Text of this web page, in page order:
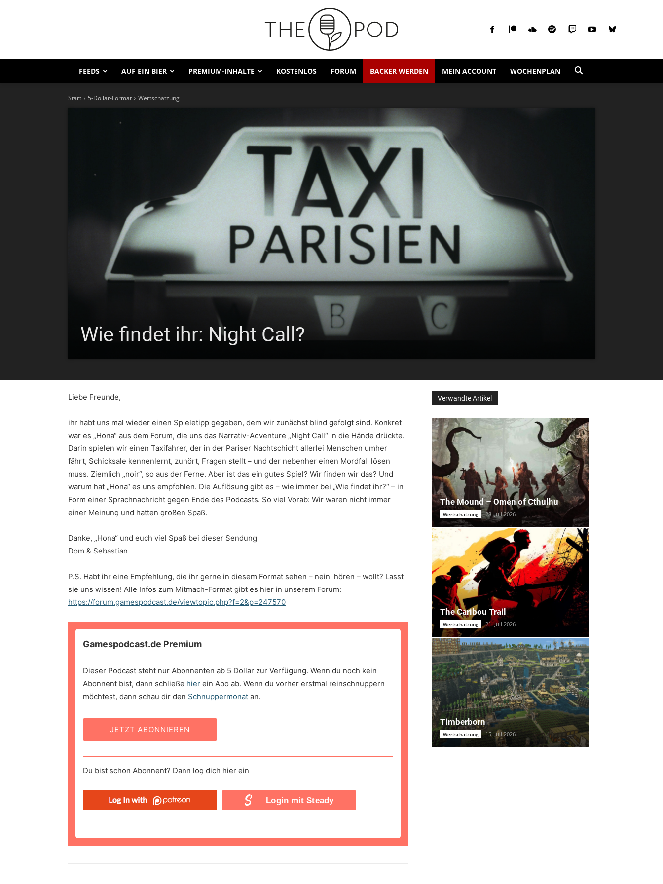
FEEDS AUF EIN BIER PREMIUM-INHALTE KOSTENLOS FORUM BACKER WERDEN MEIN ACCOUNT WOCHENPLAN
Start 5-Dollar-Format Wertschätzung
Wie findet ihr: Night Call?
Liebe Freunde,
ihr habt uns mal wieder einen Spieletipp gegeben, dem wir zunächst blind gefolgt sind. Konkret
war es „Hona“ aus dem Forum, die uns das Narrativ-Adventure „Night Call“ in die Hände drückte.
Darin spielen wir einen Taxifahrer, der in der Pariser Nachtschicht allerlei Menschen umher
fährt, Schicksale kennenlernt, zuhört, Fragen stellt – und der nebenher einen Mordfall lösen
muss. Ziemlich „noir“, so aus der Ferne. Aber ist das ein gutes Spiel? Wir finden wir das? Und
warum hat „Hona“ es uns empfohlen. Die Auflösung gibt es – wie immer bei „Wie findet ihr?“ – in
Form einer Sprachnachricht gegen Ende des Podcasts. So viel Vorab: Wir waren nicht immer
einer Meinung und hatten großen Spaß.
Danke, „Hona“ und euch viel Spaß bei dieser Sendung,
Dom & Sebastian
P.S. Habt ihr eine Empfehlung, die ihr gerne in diesem Format sehen – nein, hören – wollt? Lasst
sie uns wissen! Alle Infos zum Mitmach-Format gibt es hier in unserem Forum:
https://forum.gamespodcast.de/viewtopic.php?f=2&p=247570
Gamespodcast.de Premium
Dieser Podcast steht nur Abonnenten ab 5 Dollar zur Verfügung. Wenn du noch kein
Abonnent bist, dann schließe hier ein Abo ab. Wenn du vorher erstmal reinschnuppern
möchtest, dann schau dir den Schnuppermonat an.
JETZT ABONNIEREN
Du bist schon Abonnent? Dann log dich hier ein
Login mit Steady
Verwandte Artikel
The Mound – Omen of Cthulhu
Wertschätzung 28. Juli 2026
The Caribou Trail
Wertschätzung 21. Juli 2026
Timberborn
Wertschätzung 15. Juli 2026